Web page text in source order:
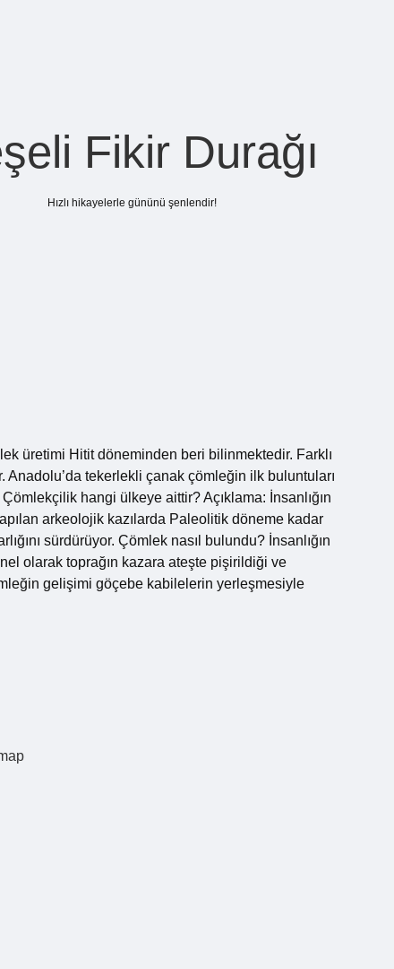
Fikir Durağı
Hızlı hikayelerle gününü şenlendir!
üretimi Hitit döneminden beri bilinmektedir. Farklı
tekerlekli çanak çömleğin ilk buluntuları
hangi ülkeye aittir? Açıklama: İnsanlığın
arkeolojik kazılarda Paleolitik döneme kadar
sürdürüyor. Çömlek nasıl bulundu? İnsanlığın
olarak toprağın kazara ateşte pişirildiği ve
gelişimi göçebe kabilelerin yerleşmesiyle